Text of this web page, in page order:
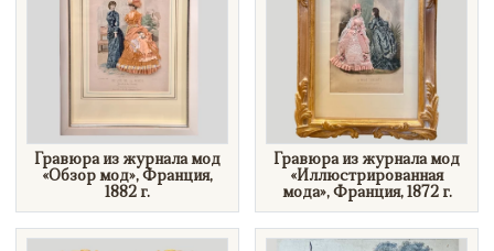
​Гравюра из журнала мод
«Обзор мод», Франция,
1882 г.
​Гравюра из журнала мод
«Иллюстрированная
мода», Франция, 1872 г.